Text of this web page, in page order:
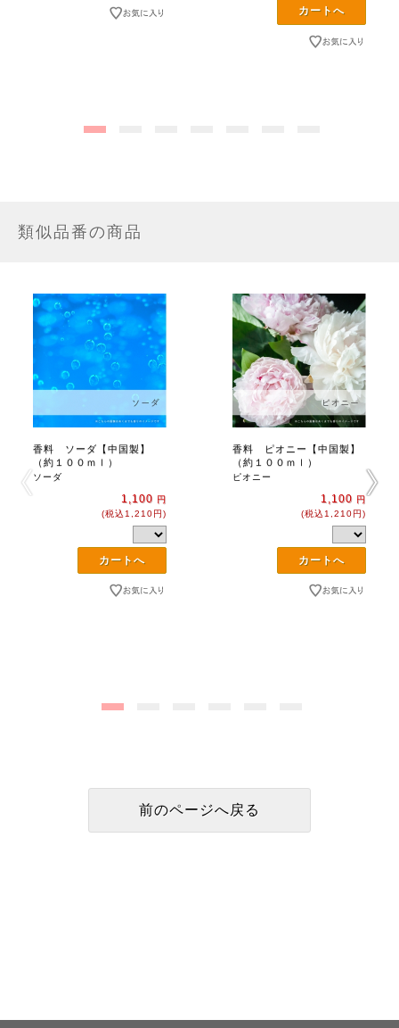
類似品番の商品
香料 ソーダ【中国製】
（約１００ｍｌ）
ソーダ
1,100 円
(税込1,210円)
香料 ピオニー【中国製】
（約１００ｍｌ）
ピオニー
1,100 円
(税込1,210円)